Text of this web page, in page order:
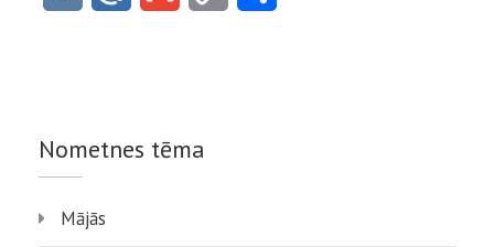
Nometnes tēma
Mājās